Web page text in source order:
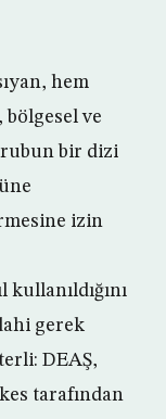
hem
ve
bir dizi
izin
gerek
DEAŞ,
tarafından